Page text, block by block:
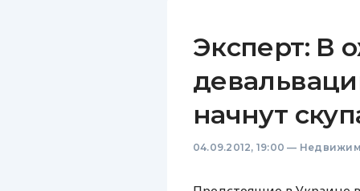
Эксперт: В
начнут
04.09.2012, 19:00 —